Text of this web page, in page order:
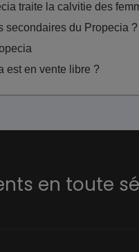
secondaires du Propecia ?
est en vente libre ?
en toute